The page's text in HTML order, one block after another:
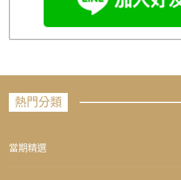
熱門分類
當期精選